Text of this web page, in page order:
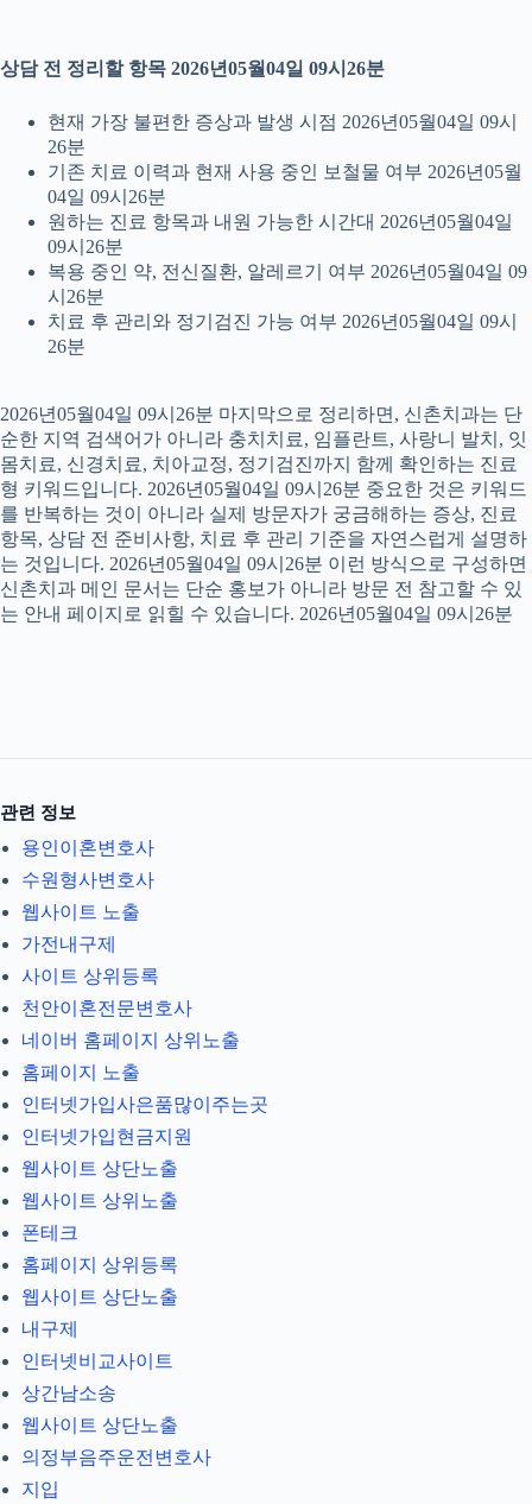
상담 전 정리할 항목 2026년05월04일 09시26분
현재 가장 불편한 증상과 발생 시점 2026년05월04일 09시
26분
기존 치료 이력과 현재 사용 중인 보철물 여부 2026년05월
04일 09시26분
원하는 진료 항목과 내원 가능한 시간대 2026년05월04일
09시26분
복용 중인 약, 전신질환, 알레르기 여부 2026년05월04일 09
시26분
치료 후 관리와 정기검진 가능 여부 2026년05월04일 09시
26분
2026년05월04일 09시26분 마지막으로 정리하면, 신촌치과는 단
순한 지역 검색어가 아니라 충치치료, 임플란트, 사랑니 발치, 잇
몸치료, 신경치료, 치아교정, 정기검진까지 함께 확인하는 진료
형 키워드입니다. 2026년05월04일 09시26분 중요한 것은 키워드
를 반복하는 것이 아니라 실제 방문자가 궁금해하는 증상, 진료
항목, 상담 전 준비사항, 치료 후 관리 기준을 자연스럽게 설명하
는 것입니다. 2026년05월04일 09시26분 이런 방식으로 구성하면
신촌치과 메인 문서는 단순 홍보가 아니라 방문 전 참고할 수 있
는 안내 페이지로 읽힐 수 있습니다. 2026년05월04일 09시26분
관련 정보
용인이혼변호사
수원형사변호사
웹사이트 노출
가전내구제
사이트 상위등록
천안이혼전문변호사
네이버 홈페이지 상위노출
홈페이지 노출
인터넷가입사은품많이주는곳
인터넷가입현금지원
웹사이트 상단노출
웹사이트 상위노출
폰테크
홈페이지 상위등록
웹사이트 상단노출
내구제
인터넷비교사이트
상간남소송
웹사이트 상단노출
의정부음주운전변호사
지입